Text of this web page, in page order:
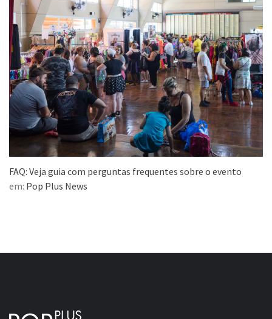
FAQ: Veja guia com perguntas frequentes sobre o evento
em: Pop Plus News